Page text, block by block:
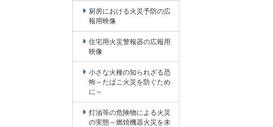
厨房における火災予防の広
報用映像
住宅用火災警報器の広報用
映像
小さな火種の知られざる恐
怖～たばこ火災を防ぐため
に～
灯油等の危険物による火災
の実態～燃焼機器火災を未